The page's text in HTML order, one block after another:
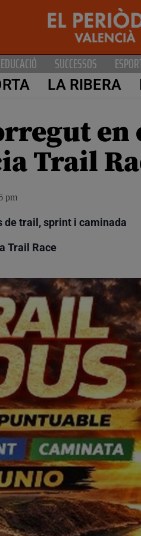
EDUCACIÓ SUCCESSOS
LA RIBERA
Trail
pm
de trail, sprint i caminada
Trail Race